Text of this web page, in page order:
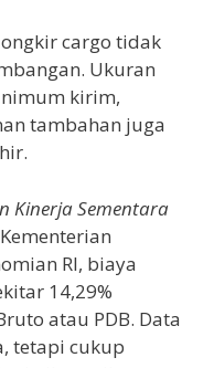
cargo tidak
Ukuran
kirim,
tambahan juga
Kinerja Sementara
RI, biaya
14,29%
atau PDB. Data
tetapi cukup